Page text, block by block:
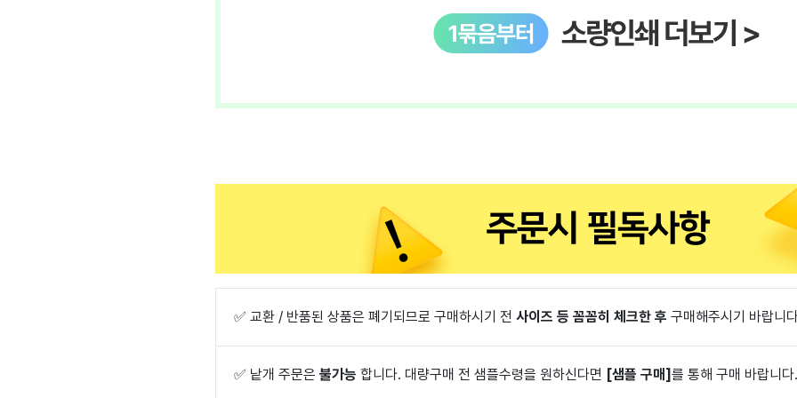
✅ 교환 / 반품된 상품은 폐기되므로 구매하시기 전 사이즈 등 꼼꼼히 체크한 후 구매해주시기 바랍니
✅ 낱개 주문은 불가능 합니다. 대량구매 전 샘플수령을 원하신다면 [샘플 구매]를 통해 구매 바랍니다.